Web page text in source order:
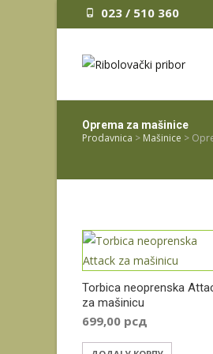
023 / 510 360
Oprema za mašinice
Prodavnica > Mašinice >
Torbica neoprenska
za mašinicu
699,00 рсд